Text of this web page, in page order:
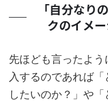
「自分なり
クのイメ
先ほども言ったよ
入するのであれば
したいのか？」や「